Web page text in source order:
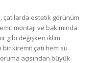
, çatılarda estetik görünüm
montajı ve bakımında
gibi değişken iklim
kiremit çatı hem su
açısından büyük